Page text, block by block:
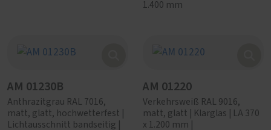
1.400 mm
AM 01230B
Anthrazitgrau RAL 7016,
matt, glatt, hochwetterfest |
Lichtausschnitt bandseitig |
AM 01220
Verkehrsweiß RAL 9016,
matt, glatt | Klarglas | LA 370
x 1.200 mm |